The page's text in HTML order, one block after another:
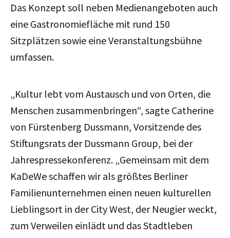
Das Konzept soll neben Medienangeboten auch
eine Gastronomiefläche mit rund 150
Sitzplätzen sowie eine Veranstaltungsbühne
umfassen.
„Kultur lebt vom Austausch und von Orten, die
Menschen zusammenbringen“, sagte Catherine
von Fürstenberg Dussmann, Vorsitzende des
Stiftungsrats der Dussmann Group, bei der
Jahrespressekonferenz. „Gemeinsam mit dem
KaDeWe schaffen wir als größtes Berliner
Familienunternehmen einen neuen kulturellen
Lieblingsort in der City West, der Neugier weckt,
zum Verweilen einlädt und das Stadtleben